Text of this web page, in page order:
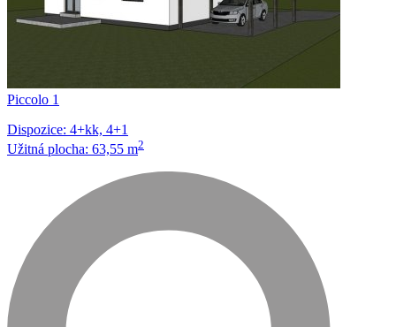
Piccolo 1
Dispozice: 4+kk, 4+1
Užitná plocha: 63,55 m2